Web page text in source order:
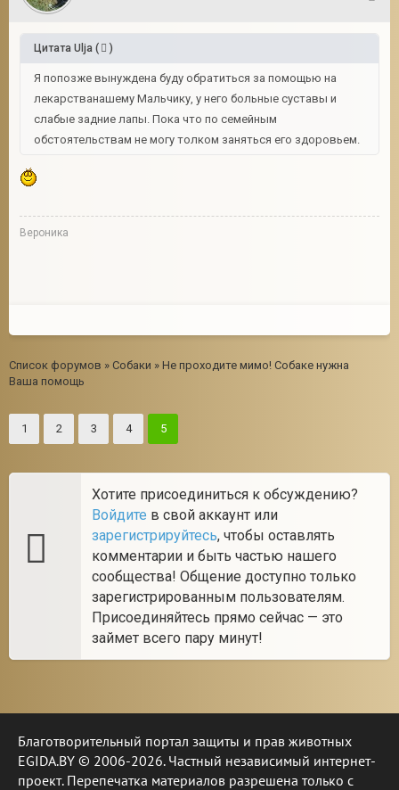
Цитата Ulja ( )
Я попозже вынуждена буду обратиться за помощью на
лекарстванашему Мальчику, у него больные суставы и
слабые задние лапы. Пока что по семейным
обстоятельствам не могу толком заняться его здоровьем.
Вероника
Список форумов » Собаки » Не проходите мимо! Собаке нужна
Ваша помощь
1 2 3 4 5
Хотите присоединиться к обсуждению?
Войдите в свой аккаунт или
зарегистрируйтесь, чтобы оставлять
комментарии и быть частью нашего
сообщества! Общение доступно только
зарегистрированным пользователям.
Присоединяйтесь прямо сейчас — это
займет всего пару минут!
Благотворительный портал защиты и прав животных
EGIDA.BY © 2006-2026. Частный независимый интернет-
проект. Перепечатка материалов разрешена только с